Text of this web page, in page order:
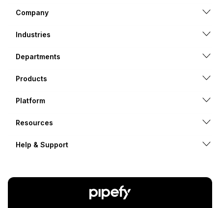
Company
Industries
Departments
Products
Platform
Resources
Help & Support